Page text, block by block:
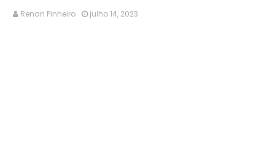
Renan Pinheiro julho 14, 2023